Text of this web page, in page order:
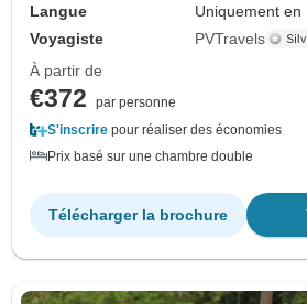
Langue
Uniquement en
Voyagiste
PVTravels
À partir de
€372
par personne
S'inscrire pour réaliser des économies
Prix basé sur une chambre double
Télécharger la brochure